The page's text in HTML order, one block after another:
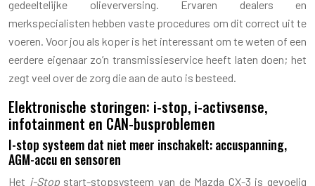
gedeeltelijke olieverversing. Ervaren dealers en
merkspecialisten hebben vaste procedures om dit correct uit te
voeren. Voor jou als koper is het interessant om te weten of een
eerdere eigenaar zo’n transmissieservice heeft laten doen; het
zegt veel over de zorg die aan de auto is besteed.
Elektronische storingen: i-stop, i-activsense,
infotainment en CAN-busproblemen
I-stop systeem dat niet meer inschakelt: accuspanning,
AGM-accu en sensoren
Het i-Stopstart-stopsysteem van de Mazda CX-3 is gevoelig